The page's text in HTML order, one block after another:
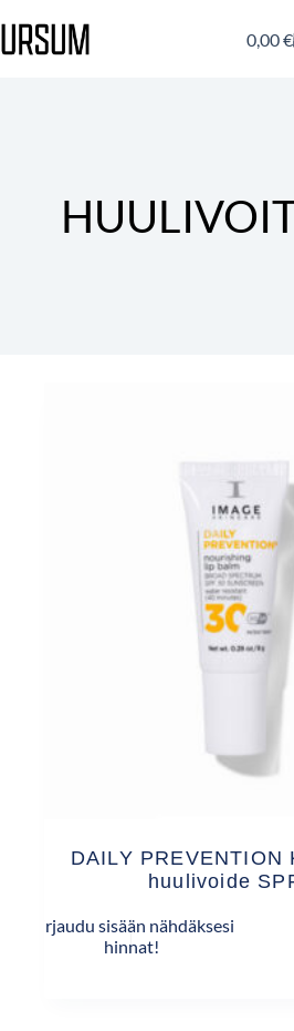
0,00€
DAILY PREVENTION
huulivoide
Kirjaudu sisään nähdäksesi
hinnat!